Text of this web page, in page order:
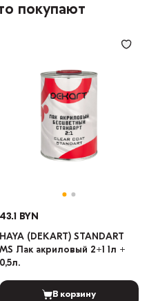
покупают
43.1 BYN
HAYA (DEKART) STANDART
MS Лак акриловый 2+1 1л +
0,5л.
В корзину